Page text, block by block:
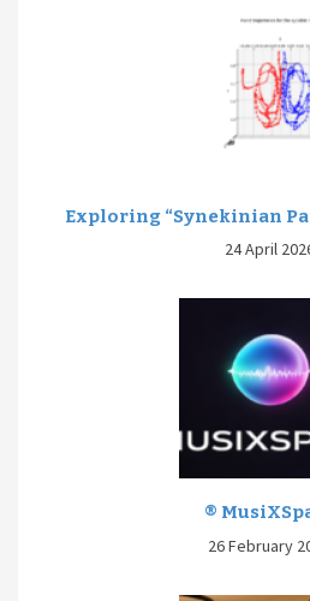
Exploring “Synekinian
24 April
®
26 February